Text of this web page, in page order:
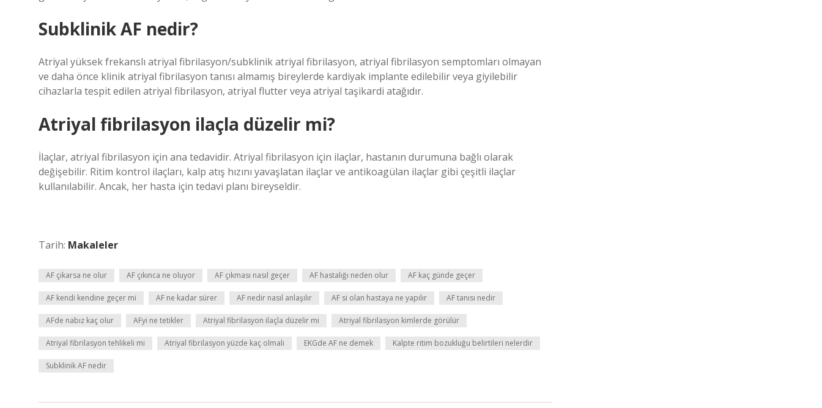
Subklinik AF nedir?
Atriyal yüksek frekanslı atriyal fibrilasyon/subklinik atriyal fibrilasyon, atriyal fibrilasyon semptomları olmayan
ve daha önce klinik atriyal fibrilasyon tanısı almamış bireylerde kardiyak implante edilebilir veya giyilebilir
cihazlarla tespit edilen atriyal fibrilasyon, atriyal flutter veya atriyal taşikardi atağıdır.
Atriyal fibrilasyon ilaçla düzelir mi?
İlaçlar, atriyal fibrilasyon için ana tedavidir. Atriyal fibrilasyon için ilaçlar, hastanın durumuna bağlı olarak
değişebilir. Ritim kontrol ilaçları, kalp atış hızını yavaşlatan ilaçlar ve antikoagülan ilaçlar gibi çeşitli ilaçlar
kullanılabilir. Ancak, her hasta için tedavi planı bireyseldir.
Tarih: Makaleler
AF çıkarsa ne olur AF çıkınca ne oluyor AF çıkması nasıl geçer AF hastalığı neden olur AF kaç günde geçer
AF kendi kendine geçer mi AF ne kadar sürer AF nedir nasıl anlaşılır AF si olan hastaya ne yapılır AF tanısı nedir
AFde nabız kaç olur AFyi ne tetikler Atriyal fibrilasyon ilaçla düzelir mi Atriyal fibrilasyon kimlerde görülür
Atriyal fibrilasyon tehlikeli mi Atriyal fibrilasyon yüzde kaç olmalı EKGde AF ne demek Kalpte ritim bozukluğu belirtileri nelerdir
Subklinik AF nedir